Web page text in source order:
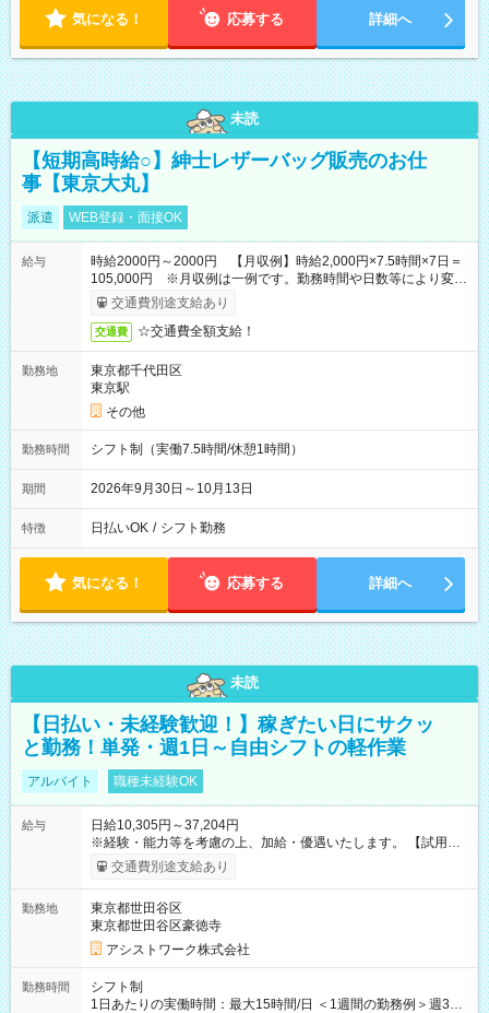
気になる！ 応募する 詳細へ
未読
【短期高時給○】紳士レザーバッグ販売のお仕
事【東京大丸】
派遣 WEB登録・面接OK
給与
時給2000円～2000円 【月収例】時給2,000円×7.5時間×7日＝
105,000円 ※月収例は一例です。勤務時間や日数等により変動
いたします。
交通費別途支給あり
交通費 ☆交通費全額支給！
勤務地
東京都千代田区
東京駅
その他
勤務時間 シフト制（実働7.5時間/休憩1時間）
期間 2026年9月30日～10月13日
特徴 日払いOK / シフト勤務
気になる！ 応募する 詳細へ
未読
【日払い・未経験歓迎！】稼ぎたい日にサクッ
と勤務！単発・週1日～自由シフトの軽作業
アルバイト 職種未経験OK
給与
日給10,305円～37,204円
※経験・能力等を考慮の上、加給・優遇いたします。 【試用期
間】試用期間なし
交通費別途支給あり
勤務地
東京都世田谷区
東京都世田谷区豪徳寺
アシストワーク株式会社
勤務時間
シフト制
1日あたりの実働時間：最大15時間/日 ＜1週間の勤務例＞週3回